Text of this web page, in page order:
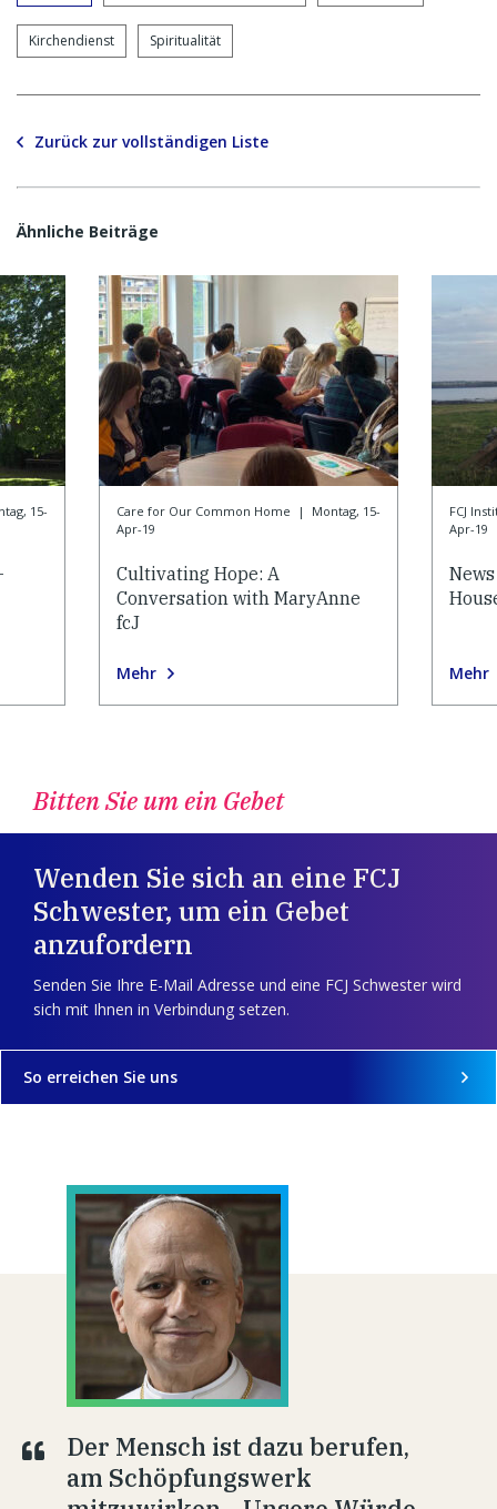
Kirchendienst Spiritualität
Zurück zur vollständigen Liste
Ähnliche Beiträge
15- Care for Our Common Home |
Montag, 15-
Apr-19
Cultivating Hope: A
Conversation with MaryAnne
fcJ
Mehr
FCJ
Apr-19
Mehr
Bitten Sie um ein Gebet
Wenden Sie sich an eine FCJ
Schwester, um ein Gebet
anzufordern
Senden Sie Ihre E-Mail Adresse und eine FCJ Schwester wird
sich mit Ihnen in Verbindung setzen.
So erreichen Sie uns
Der Mensch ist dazu berufen,
am Schöpfungswerk